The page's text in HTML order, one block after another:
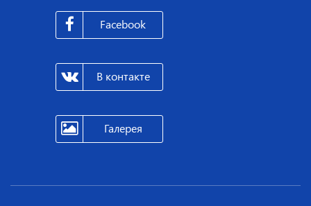
Facebook
В контакте
Галерея